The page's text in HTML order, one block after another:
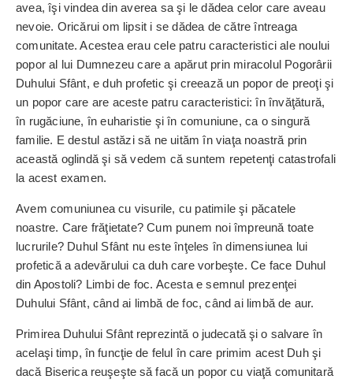
avea, îşi vindea din averea sa şi le dădea celor care aveau
nevoie. Orică­rui om lipsit i se dădea de către întreaga
comunitate. Acestea erau cele patru caracteristici ale noului
popor al lui Dumnezeu care a apărut prin miracolul Pogorârii
Duhului Sfânt, e duh profetic şi creează un popor de preoţi şi
un popor care are aceste patru caracteristici: în învăţătură,
în rugăciune, în euharistie şi în comuniune, ca o singură
familie. E destul astăzi să ne uităm în viaţa noastră prin
această oglindă şi să vedem că suntem repetenţi catastrofali
la acest examen.
Avem comuniunea cu visurile, cu patimile şi păcatele
noastre. Care frăţie­tate? Cum punem noi împreună toate
lucrurile? Duhul Sfânt nu este înţeles în dimensiunea lui
profetică a ade­vă­rului ca duh care vorbeşte. Ce face Duhul
din Apostoli? Limbi de foc. Acesta e semnul prezenţei
Duhului Sfânt, când ai limbă de foc, când ai limbă de aur.
Primirea Duhului Sfânt re­pre­zintă o judecată şi o salvare în
acelaşi timp, în funcţie de felul în care primim acest Duh şi
dacă Biserica reuşeşte să facă un popor cu viaţă comunitară